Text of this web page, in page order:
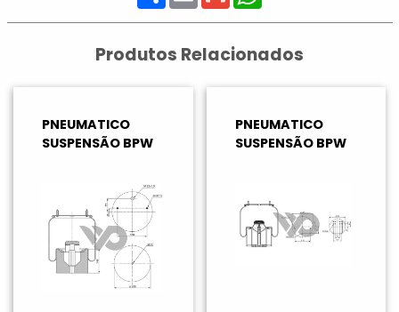
Produtos Relacionados
PNEUMATICO
SUSPENSÃO BPW
PNEUMATICO
SUSPENSÃO BPW